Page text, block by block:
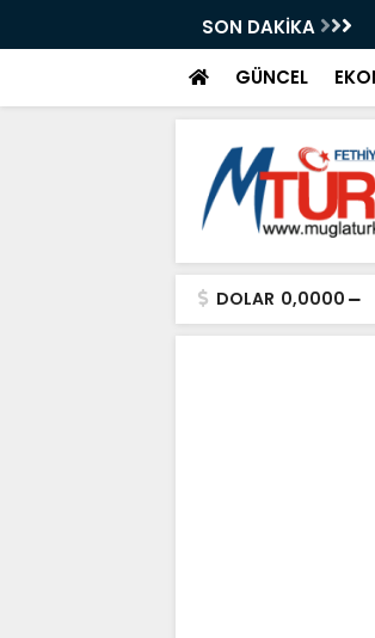
SON DAKİKA
BAKAN IŞIKHAN'A GÜREŞ DAVETİ
GÜNCEL
DOLAR 0,0000